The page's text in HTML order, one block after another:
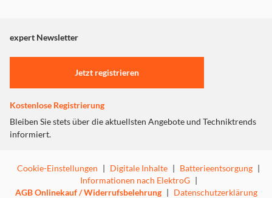
"Marketing".
Einstellungen anpassen
expert Newsletter
Jetzt registrieren
Kostenlose Registrierung
Bleiben Sie stets über die aktuellsten Angebote und Techniktrends
informiert.
Cookie-Einstellungen | Digitale Inhalte | Batterieentsorgung |
Informationen nach ElektroG |
AGB Onlinekauf / Widerrufsbelehrung | Datenschutzerklärung